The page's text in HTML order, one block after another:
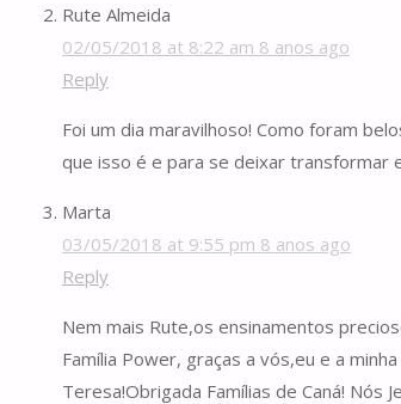
Rute Almeida
02/05/2018 at 8:22 am 8 anos ago
Reply
Foi um dia maravilhoso! Como foram
que isso é e para se deixar transformar
Marta
03/05/2018 at 9:55 pm 8 anos ago
Reply
Nem mais Rute,os ensinamentos
Família Power, graças a vós,eu e a
Teresa!Obrigada Famílias de Caná! Nós